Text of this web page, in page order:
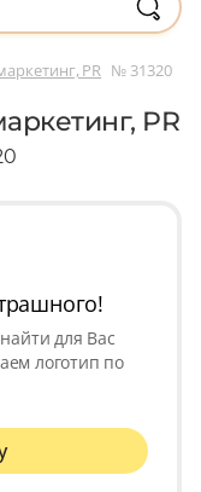
PR № 31320
PR
для Вас
логотип по